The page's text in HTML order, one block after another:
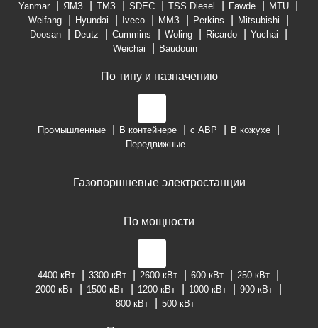
Yanmar
ЯМЗ ТМЗ SDEC TSS Diesel Fawde
MTU
Weifang
Hyundai Iveco ММЗ Perkins
Mitsubishi
Doosan
Deutz Cummins Woling Ricardo
Yuchai
Weichai
Baudouin
По типу и назначению
Промышленные В контейнере с АВР
В кожухе
Передвижные
Газопоршневые электростанции
По мощности
4400 кВт 3300 кВт 2600 кВт 600 кВт
250 кВт
2000 кВт
1500 кВт 1200 кВт 1000 кВт
900 кВт
800 кВт
500 кВт